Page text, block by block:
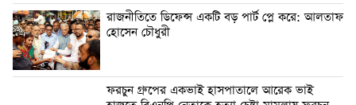
রাজনীতিতে ডিফেন্স একটি বড় পার্ট প্লে করে: আলতাফ
হোসেন চৌধুরী
ফরচুন গ্রুপের একভাই হাসপাতালে আরেক ভাই